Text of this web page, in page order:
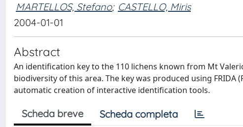
MARTELLOS, Stefano; CASTELLO, Miris
2004-01-01
Abstract
An identification key to the 110 lichens known from Mt
biodiversity of this area. The key was produced using
automatic creation of interactive identification tools.
Scheda breve Scheda completa